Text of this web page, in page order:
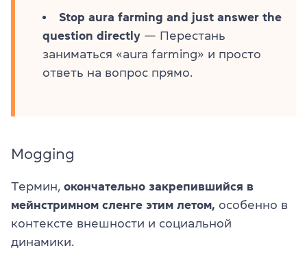
Stop aura farming and just answer the
question directly — Перестань
заниматься «aura farming» и просто
ответь на вопрос прямо.
Mogging
Термин, окончательно закрепившийся в
мейнстримном сленге этим летом, особенно в
контексте внешности и социальной
динамики.